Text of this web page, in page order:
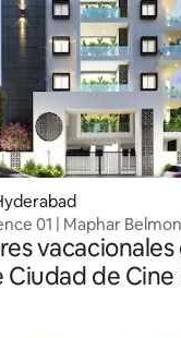
01 | Maphar
Ciudad de Cine